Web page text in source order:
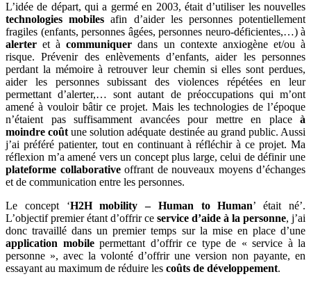
L’idée de départ, qui a germé en 2003, était d’utiliser les nouvelles
technologies mobiles afin d’aider les personnes potentiellement
fragiles (enfants, personnes âgées, personnes neuro-déficientes,…) à
alerter et àcommuniquer dans un contexte anxiogène et/ou à
risque. Prévenir des enlèvements d’enfants, aider les personnes
perdant la mémoire à retrouver leur chemin si elles sont perdues,
aider les personnes subissant des violences répétées en leur
permettant d’alerter,… sont autant de préoccupations qui m’ont
amené à vouloir bâtir ce projet. Mais les technologies de l’époque
n’étaient pas suffisamment avancées pour mettre en place à
moindre coûtune solution adéquate destinée au grand public. Aussi
j’ai préféré patienter, tout en continuant à réfléchir à ce projet. Ma
réflexion m’a amené vers un concept plus large, celui de définir une
plateforme collaborativeoffrant de nouveaux moyens d’échanges
et de communication entre les personnes.
Le concept ‘H2H mobility – Human to Human’ était né’.
L’objectif premier étant d’offrir ce service d’aide à la personne, j’ai
donc travaillé dans un premier temps sur la mise en place d’une
application mobilepermettant d’offrir ce type de « service à la
personne », avec la volonté d’offrir une version non payante, en
essayant au maximum de réduire les coûts de développement.